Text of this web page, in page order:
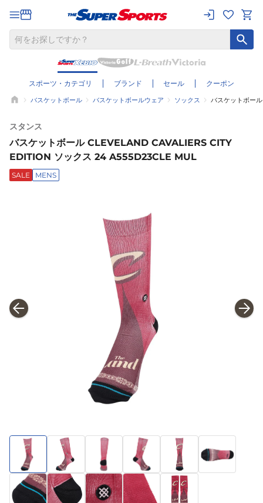
スポーツ・カテゴリ ブランド セール クーポン
バスケットボール バスケットボールウェア ソックス バスケットボー
スタンス
バスケットボール CLEVELAND CAVALIERS CITY
EDITION ソックス 24 A555D23CLE MUL
SALE MENS